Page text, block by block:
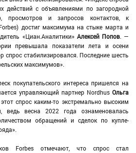
действий с объявлениями по загородной
просмотров и запросов контактов, к
достиг максимума на стыке марта и
«Циан.Аналитики» Алексей Попов. —
превышала показатели лета и осени
спрос стабилизировался. Последние шесть
максимумов».
покупательского интереса пришелся на
управляющий партнер Nordhus Ольга
спрос каким-то экстремально высоким
ведь весна 2022 года ознаменовалась
обращений и сделок по купле-
Forbes отмечают, что спрос стал